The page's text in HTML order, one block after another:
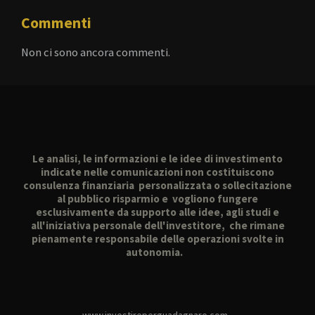
Commenti
Non ci sono ancora commenti.
Le analisi, le informazioni e le idee di investimento
indicate nelle comunicazioni non costituiscono
consulenza finanziaria personalizzata o sollecitazione
al pubblico risparmio e vogliono fungere
esclusivamente da supporto alle idee, agli studi e
all'iniziativa personale dell'investitore, che rimane
pienamente responsabile delle operazioni svolte in
autonomia.